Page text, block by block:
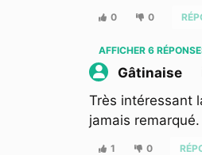
0 0
AFFICHER 6
Gâtinaise
Très intéressant
jamais
1 0